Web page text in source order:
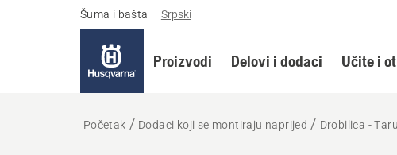
Šuma i bašta – Srpski
Proizvodi Delovi i dodaci Učite i
Početak Dodaci koji se montiraju naprijed Drobilica -